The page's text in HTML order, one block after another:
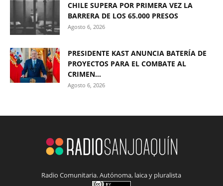
CHILE SUPERA POR PRIMERA VEZ LA
BARRERA DE LOS 65.000 PRESOS
Agosto 6, 2026
PRESIDENTE KAST ANUNCIA BATERÍA DE
PROYECTOS PARA EL COMBATE AL
CRIMEN...
Agosto 6, 2026
Radio Comunitaria. Autónoma, laica y pluralista